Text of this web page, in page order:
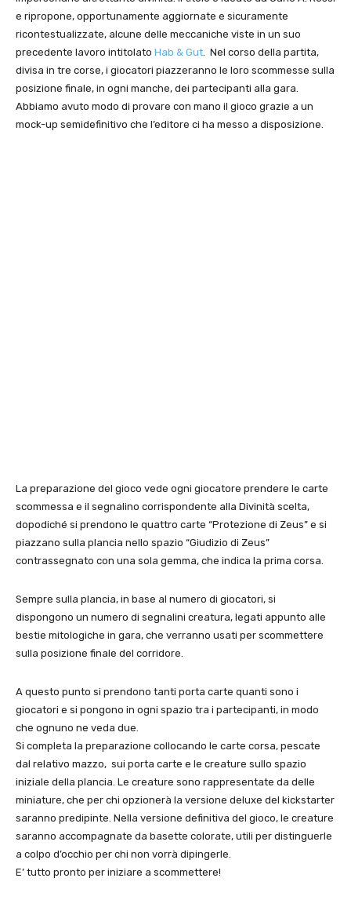
e ripropone, opportunamente aggiornate e sicuramente
ricontestualizzate, alcune delle meccaniche viste in un suo
precedente lavoro intitolato Hab & Gut. Nel corso della partita,
divisa in tre corse, i giocatori piazzeranno le loro scommesse sulla
posizione finale, in ogni manche, dei partecipanti alla gara.
Abbiamo avuto modo di provare con mano il gioco grazie a un
mock-up semidefinitivo che l’editore ci ha messo a disposizione.
La preparazione del gioco vede ogni giocatore prendere le carte
scommessa e il segnalino corrispondente alla Divinità scelta,
dopodiché si prendono le quattro carte “Protezione di Zeus” e si
piazzano sulla plancia nello spazio “Giudizio di Zeus”
contrassegnato con una sola gemma, che indica la prima corsa.
Sempre sulla plancia, in base al numero di giocatori, si
dispongono un numero di segnalini creatura, legati appunto alle
bestie mitologiche in gara, che verranno usati per scommettere
sulla posizione finale del corridore.
A questo punto si prendono tanti porta carte quanti sono i
giocatori e si pongono in ogni spazio tra i partecipanti, in modo
che ognuno ne veda due.
Si completa la preparazione collocando le carte corsa, pescate
dal relativo mazzo, sui porta carte e le creature sullo spazio
iniziale della plancia. Le creature sono rappresentate da delle
miniature, che per chi opzionerà la versione deluxe del kickstarter
saranno predipinte. Nella versione definitiva del gioco, le creature
saranno accompagnate da basette colorate, utili per distinguerle
a colpo d’occhio per chi non vorrà dipingerle.
E’ tutto pronto per iniziare a scommettere!